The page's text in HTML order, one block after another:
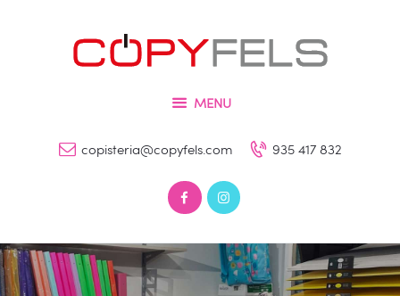
MENU
copisteria@copyfels.com 935 417 832
COPYFELS
Imprenta – Copisteria – Papelería y Fotografía
Tienda
Contacto
0 productos
0,00 €